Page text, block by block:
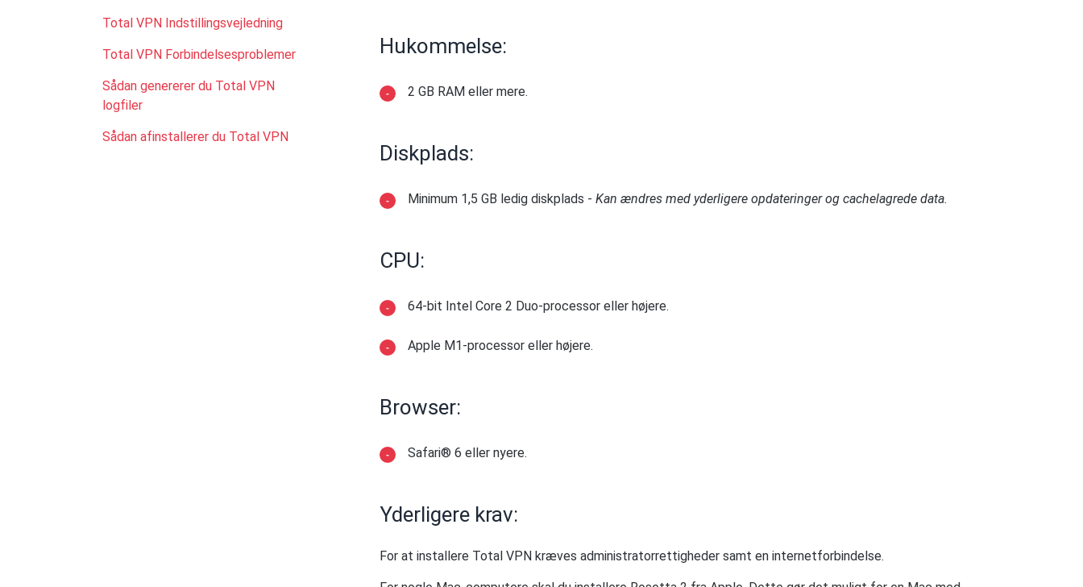
Total VPN Indstillingsvejledning
Total VPN Forbindelsesproblemer
Sådan genererer du Total VPN
logfiler
Sådan afinstallerer du Total VPN
Hukommelse:
2 GB RAM eller mere.
Diskplads:
Minimum 1,5 GB ledig diskplads -Kan ændres med yderligere opdateringer og cachelagrede data.
CPU:
64-bit Intel Core 2 Duo-processor eller højere.
Apple M1-processor eller højere.
Browser:
Safari® 6 eller nyere.
Yderligere krav:
For at installere Total VPN kræves administratorrettigheder samt en internetforbindelse.